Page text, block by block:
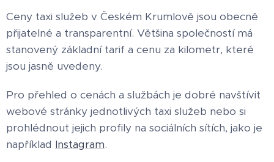
Ceny taxi služeb v Českém Krumlově jsou obecně
přijatelné a transparentní. Většina společností má
stanovený základní tarif a cenu za kilometr, které
jsou jasně uvedeny.
Pro přehled o cenách a službách je dobré navštívit
webové stránky jednotlivých taxi služeb nebo si
prohlédnout jejich profily na sociálních sítích, jako je
například Instagram.